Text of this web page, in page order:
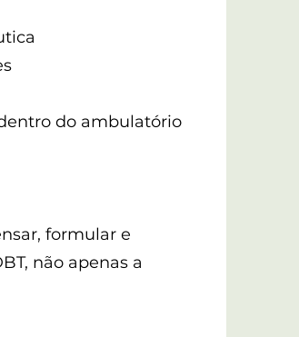
do ambulatório
formular e
não apenas a